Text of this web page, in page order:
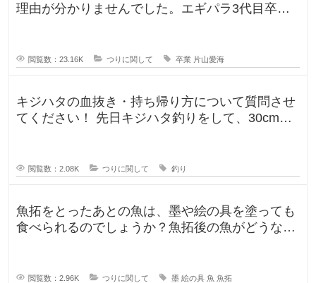
理由が分かりませんでした。エギパラ3代目卒業
閲覧数：23.16K つりに関して 卒業 片山愛海
キジハタの血抜き・持ち帰り方について質問させ
てください！ 先日キジハタ釣りをして、30cm台
閲覧数：2.08K つりに関して 釣り
魚拓をとったあとの魚は、墨や絵の具を塗っても
食べられるのでしょうか？魚拓後の魚がどうなる
閲覧数：2.96K つりに関して 墨 絵の具 魚 魚拓